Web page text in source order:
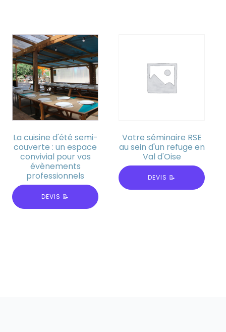
La cuisine d'été semi-
couverte : un espace
convivial pour vos
évènements
professionnels
DEVIS 📝
Votre séminaire RSE
au sein d'un refuge en
Val d'Oise
DEVIS 📝